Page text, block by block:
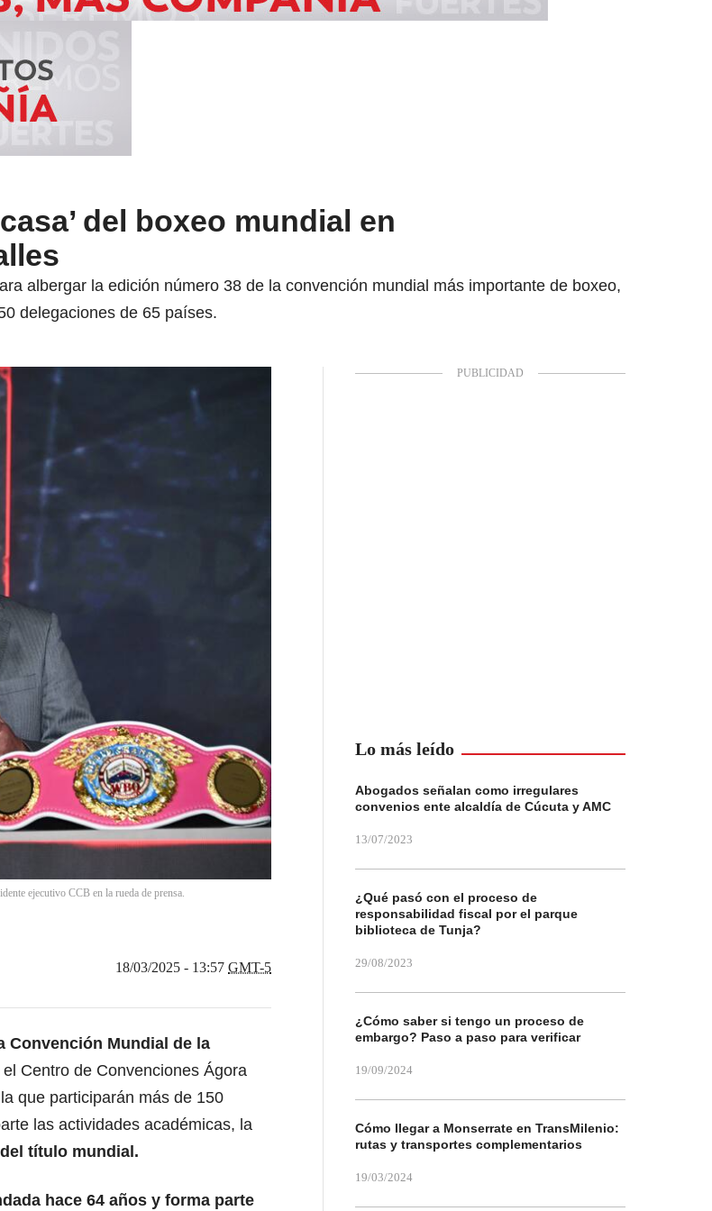
del boxeo mundial en
albergar la edición número 38 de la convención mundial más importante de boxeo,
delegaciones de 65 países.
ejecutivo CCB en la rueda de prensa.
18/03/2025 - 13:57 GMT-5
Convención Mundial de la
el Centro de Convenciones Ágora
que participarán más de 150
las actividades académicas, la
título mundial.
hace 64 años y forma parte
Lo más leído
Abogados señalan como irregulares
convenios ente alcaldía de Cúcuta y AMC
13/07/2023
¿Qué pasó con el proceso de
responsabilidad fiscal por el parque
biblioteca de Tunja?
29/08/2023
¿Cómo saber si tengo un proceso de
embargo? Paso a paso para verificar
19/09/2024
Cómo llegar a Monserrate en TransMilenio:
rutas y transportes complementarios
19/03/2024